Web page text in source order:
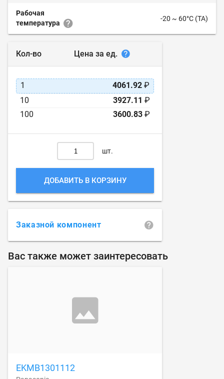
Рабочая
температура
-20 ~ 60°C (TA)
Кол-во Цена за ед.
1 4061.92 ₽
10
3927.11 ₽
100
3600.83 ₽
шт.
ДОБАВИТЬ В КОРЗИНУ
Заказной компонент
Вас также может заинтересовать
EKMB1301112